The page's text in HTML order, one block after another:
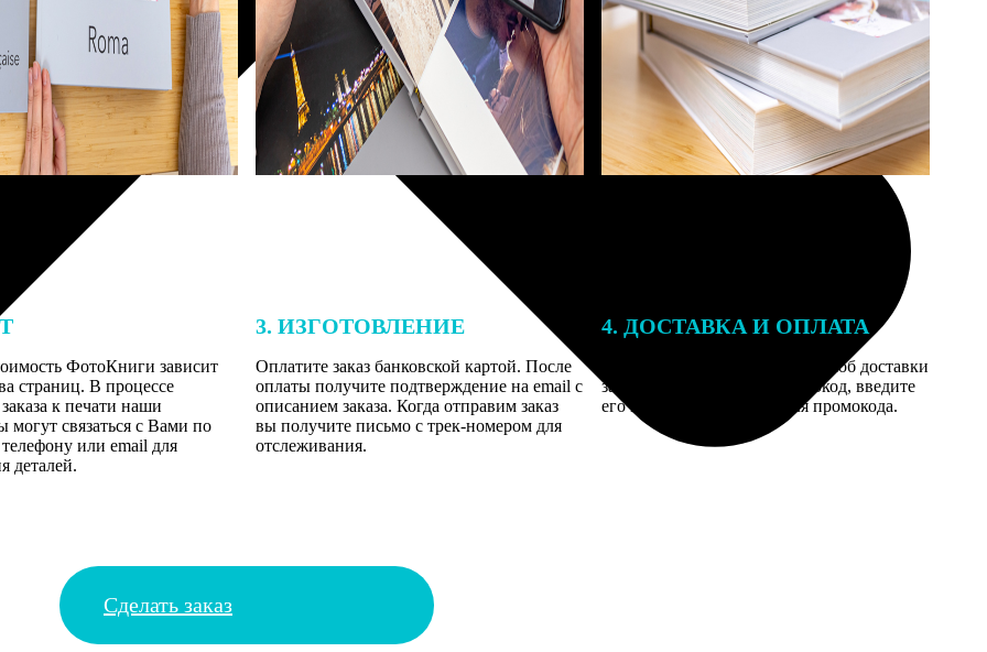
ФотоКниги зависит
страниц. В процессе
к печати наши
могут связаться с Вами по
или email для
деталей.
3. ИЗГОТОВЛЕНИЕ
Оплатите заказ банковской картой. После
оплаты получите подтверждение на email с
описанием заказа. Когда отправим заказ
вы получите письмо с трек-номером для
отслеживания.
4. ДОСТАВКА И ОПЛАТА
Введите адрес и выберите способ доставки
заказа. Если у вас есть промокод, введите
его в специальное поле для промокода.
Сделать заказ